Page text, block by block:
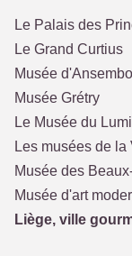
Le Palais des
Le Grand Curtius
Musée
Musée Grétry
Le Musée du
Les musées de
Musée des
Musée d'art
Liège, ville